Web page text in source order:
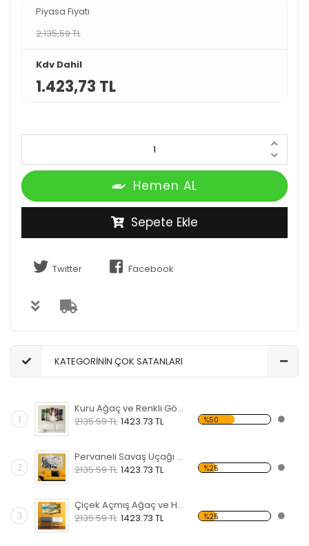
Piyasa Fiyatı
2.135,59 TL
Kdv Dahil
1.423,73 TL
Hemen AL
Sepete Ekle
Twitter Facebook
KATEGORİNİN ÇOK SATANLARI
1
Kuru Ağaç ve Renkli Gökyüzü Forex Tablo
2135.59 TL 1423.73 TL %50
2
Pervaneli Savaş Uçağı Forex Tablo
2135.59 TL 1423.73 TL %25
3
Çiçek Açmış Ağaç ve Hamak Forex Tablo
2135.59 TL 1423.73 TL %25